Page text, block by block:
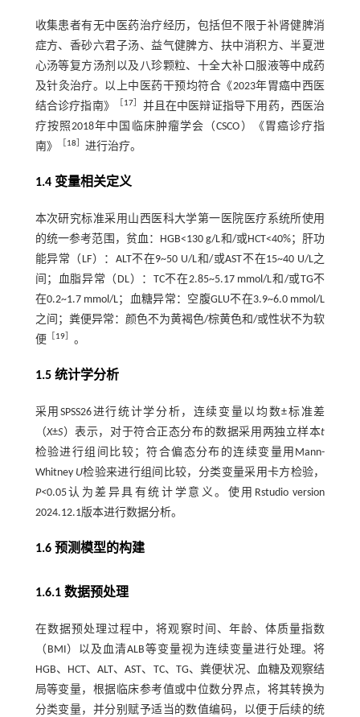
收集患者有无中医药治疗经历，包括但不限于补肾健脾消
症方、香砂六君子汤、益气健脾方、扶中消积方、半夏泄
心汤等复方汤剂以及八珍颗粒、十全大补口服液等中成药
及针灸治疗。以上中医药干预均符合《2023年胃癌中西医
结合诊疗指南》
17
并且在中医辩证指导下用药，西医治
疗按照2018年中国临床肿瘤学会（CSCO）《胃癌诊疗指
南》
18 进行治疗。
1.4 变量相关定义
本次研究标准采用山西医科大学第一医院医疗系统所使用
的统一参考范围，贫血：HGB<130 g/L和/或HCT<40%；肝功
能异常（LF）：ALT不在9~50 U/L和/或AST不在15~40 U/L之
间；血脂异常（DL）：TC不在2.85~5.17 mmol/L和/或TG不
在0.2~1.7 mmol/L；血糖异常：空腹GLU不在3.9~6.0 mmol/L
之间；粪便异常：颜色不为黄褐色/棕黄色和/或性状不为软
便［ 19］ 。
1.5 统计学分析
采用SPSS26进行统计学分析，连续变量以均数±标准差
（X±S ）表示，对于符合正态分布的数据采用两独立样本t
检验进行组间比较；符合偏态分布的连续变量用Mann-
Whitney U检验来进行组间比较，分类变量采用卡方检验，
P<0.05认为差异具有统计学意义。使用Rstudio version
2024.12.1版本进行数据分析。
1.6 预测模型的构建
1.6.1 数据预处理
在数据预处理过程中，将观察时间、年龄、体质量指数
（BMI）以及血清ALB等变量视为连续变量进行处理。将
HGB、HCT、ALT、AST、TC、TG、粪便状况、血糖及观察结
局等变量，根据临床参考值或中位数分界点，将其转换为
分类变量，并分别赋予适当的数值编码，以便于后续的统